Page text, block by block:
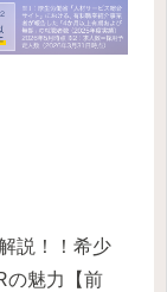
説！！希少
の魅力【前